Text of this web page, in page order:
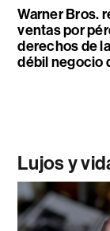
Warner Bros.
ventas por
derechos de
débil negocio
Lujos y